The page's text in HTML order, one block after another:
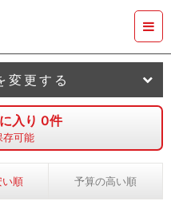
入り 0件
存可能
順 予算の高い順
変更する